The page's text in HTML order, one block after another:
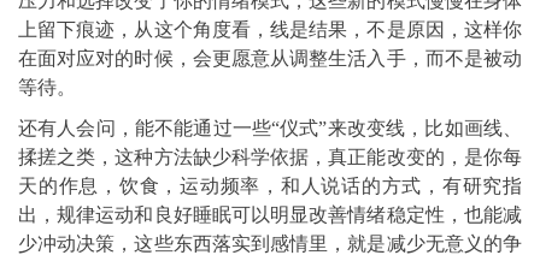
上留下痕迹，从这个角度看，线是结果，不是原因，这样你
在面对应对的时候，会更愿意从调整生活入手，而不是被动
等待。
还有人会问，能不能通过一些“仪式”来改变线，比如画线、
揉搓之类，这种方法缺少科学依据，真正能改变的，是你每
天的作息，饮食，运动频率，和人说话的方式，有研究指
出，规律运动和良好睡眠可以明显改善情绪稳定性，也能减
少冲动决策，这些东西落实到感情里，就是减少无意义的争